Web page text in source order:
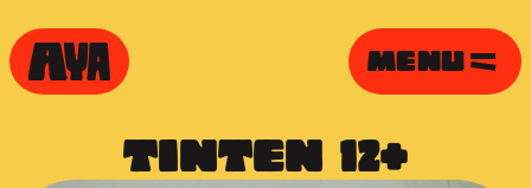
TINTEN  12+
MENU